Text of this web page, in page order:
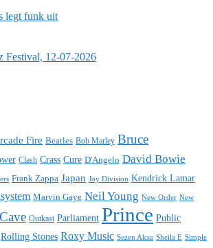
legt funk uit
Festival, 12-07-2026
Fire Beatles Bob Marley Bruce
Clash Crass Cure D'Angelo David Bowie
Frank Zappa Japan Joy Division Kendrick Lamar
Marvin Gaye Neil Young New Order New
Outkast Parliament Prince Public
Rolling Stones Roxy Music Sezen Aksu Sheila E Simple